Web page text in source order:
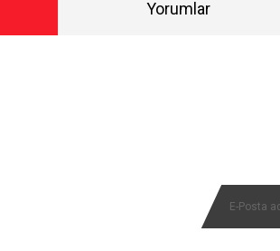
Yorumlar
Yorum Yaz